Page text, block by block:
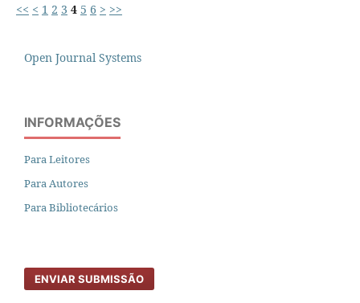
<< < 1 2 3 4 5 6 > >>
Open Journal Systems
INFORMAÇÕES
Para Leitores
Para Autores
Para Bibliotecários
ENVIAR SUBMISSÃO